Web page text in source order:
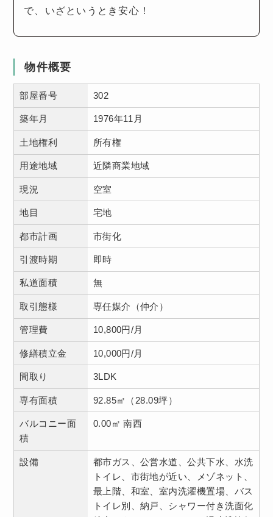
で、いざというとき安心！
物件概要
部屋番号 302
築年月 1976年11月
土地権利 所有権
用途地域 近隣商業地域
現況 空室
地目 宅地
都市計画 市街化
引渡時期 即時
私道面積 無
取引態様 専任媒介（仲介）
管理費 10,800円/月
修繕積立金 10,000円/月
間取り 3LDK
専有面積 92.85㎡（28.09坪）
バルコニー面
積
0.00㎡ 南西
設備
都市ガス、公営水道、公共下水、水洗
トイレ、市街地が近い、メゾネット、
最上階、和室、室内洗濯機置場、バス
トイレ別、納戸、シャワー付き洗面化